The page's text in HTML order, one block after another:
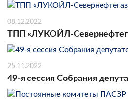
08.12.2022
ТПП «ЛУКОЙЛ-
25.11.2022
49-я сессия Собрания